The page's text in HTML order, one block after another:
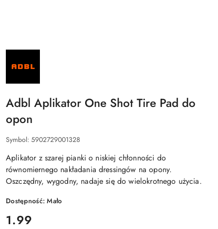
NAZWA
ADBL
Adbl Aplikator One Shot Tire Pad do
opon
Symbol: 5902729001328
Aplikator z szarej pianki o niskiej chłonności do
równomiernego nakładania dressingów na opony.
Oszczędny, wygodny, nadaje się do wielokrotnego użycia.
Dostępność:Mało
cena:
1.99